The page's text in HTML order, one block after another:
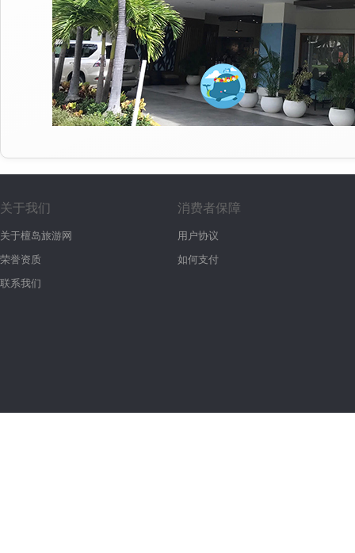
关于我们
关于檀岛旅游网
荣誉资质
联系我们
消费者保障
用户协议
如何支付